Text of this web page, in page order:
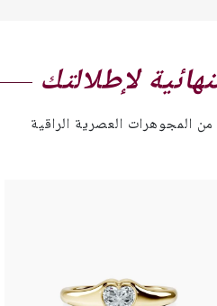
لإطلالتك
المجوهرات العصرية الراقية